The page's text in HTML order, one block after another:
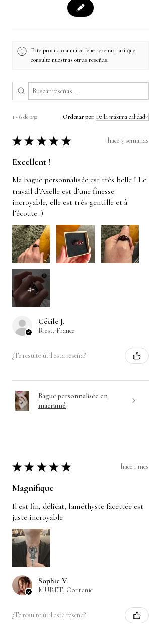
Este producto aún no tiene reseñas, así que
consulte nuestras otras reseñas.
1 - 6 de 232 Ordenar por:
★ ★ ★ ★ ★ hace 3 semanas
Excellent !
Ma bague personnalisée est très belle ! Le
travail d’Axelle est d’une finesse
incroyable, elle est très gentille et à
l’écoute :)
4+
Cécile J.
Brest, France
¿Te resultó útil esta reseña?
Bague personnalisée en
macramé
★ ★ ★ ★ ★ hace 1 mes
Magnifique
Il est fin, délicat, l'améthyste facettée est
juste incroyable
Sophie V.
MURET, Occitanie
¿Te resultó útil esta reseña?